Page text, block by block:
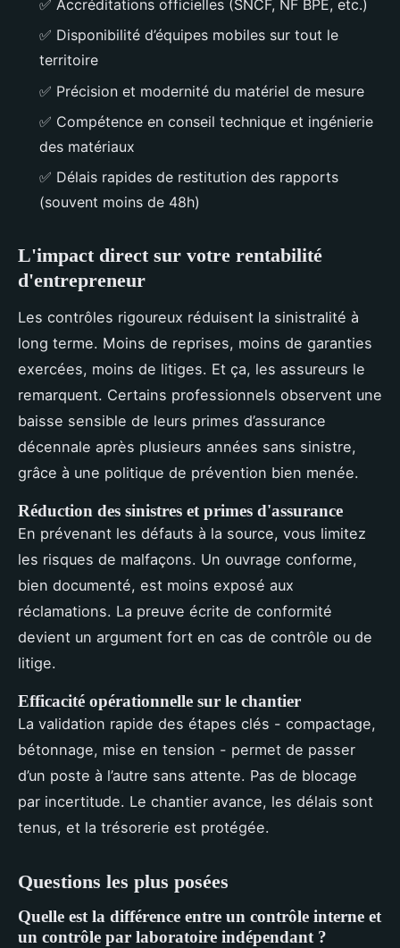
✅ Accréditations officielles (SNCF, NF BPE, etc.)
✅ Disponibilité d’équipes mobiles sur tout le
territoire
✅ Précision et modernité du matériel de mesure
✅ Compétence en conseil technique et ingénierie
des matériaux
✅ Délais rapides de restitution des rapports
(souvent moins de 48h)
L'impact direct sur votre rentabilité
d'entrepreneur
Les contrôles rigoureux réduisent la sinistralité à
long terme. Moins de reprises, moins de garanties
exercées, moins de litiges. Et ça, les assureurs le
remarquent. Certains professionnels observent une
baisse sensible de leurs primes d’assurance
décennale après plusieurs années sans sinistre,
grâce à une politique de prévention bien menée.
Réduction des sinistres et primes d'assurance
En prévenant les défauts à la source, vous limitez
les risques de malfaçons. Un ouvrage conforme,
bien documenté, est moins exposé aux
réclamations. La preuve écrite de conformité
devient un argument fort en cas de contrôle ou de
litige.
Efficacité opérationnelle sur le chantier
La validation rapide des étapes clés - compactage,
bétonnage, mise en tension - permet de passer
d’un poste à l’autre sans attente. Pas de blocage
par incertitude. Le chantier avance, les délais sont
tenus, et la trésorerie est protégée.
Questions les plus posées
Quelle est la différence entre un contrôle interne et
un contrôle par laboratoire indépendant ?